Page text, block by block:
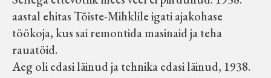
aastal ehitas Tõiste-Mihklile igati ajakohase
töökoja, kus sai remontida masinaid ja teha
rauatöid.
Aeg oli edasi läinud ja tehnika edasi läinud, 1938.